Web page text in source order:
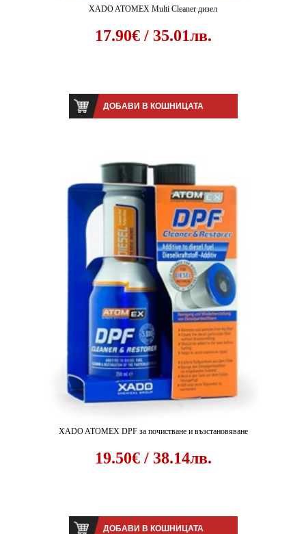
XADO ATOMEX Multi Cleaner дизел
17.90€ / 35.01лв.
ДОБАВИ В КОШНИЦАТА
XADO ATOMEX DPF за почистване и възстановяване
19.50€ / 38.14лв.
ДОБАВИ В КОШНИЦАТА